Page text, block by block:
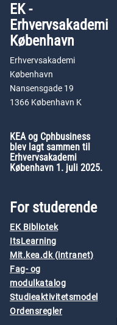
EK -
Erhvervsakademi
København
Erhvervsakademi
København
Nansensgade 19
1366 København K
KEA og Cphbusiness
blev lagt sammen til
Erhvervsakademi
København 1. juli 2025.
For studerende
EK Bibliotek
ItsLearning
Mit.kea.dk (intranet)
Fag- og
modulkatalog
Studieaktivitetsmodel
Ordensregler